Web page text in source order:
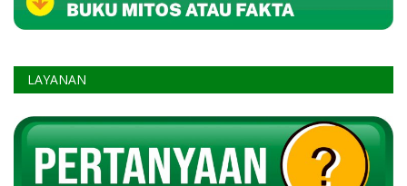
LAYANAN